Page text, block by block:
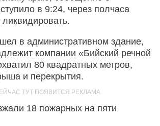
в 9:24, через полчаса
в административном здание,
компании «Бийский речной
80 квадратных метров,
и перекрытия.
18 пожарных на пяти